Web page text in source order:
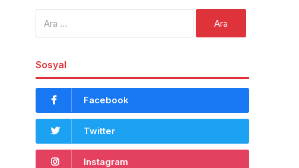
Sosyal
Facebook
Twitter
Instagram